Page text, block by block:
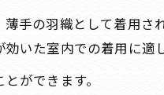
手の羽織として着用さ
いた室内での着用に適
ができます。